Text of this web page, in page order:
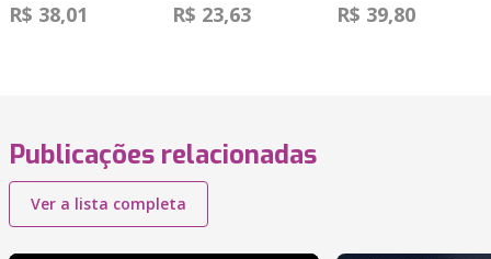
R$ 38,01 R$ 23,63 R$ 39,80
Publicações relacionadas
Ver a lista completa